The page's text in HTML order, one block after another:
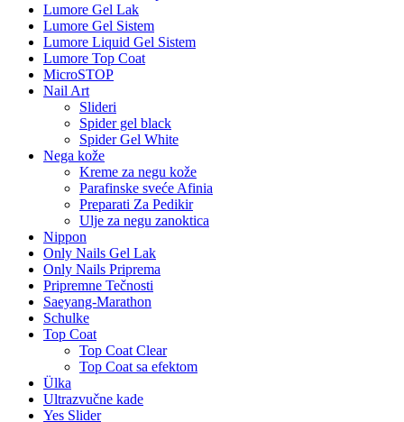
Lumore Gel Lak
Lumore Gel Sistem
Lumore Liquid Gel Sistem
Lumore Top Coat
MicroSTOP
Nail Art
Slideri
Spider gel black
Spider Gel White
Nega kože
Kreme za negu kože
Parafinske sveće Afinia
Preparati Za Pedikir
Ulje za negu zanoktica
Nippon
Only Nails Gel Lak
Only Nails Priprema
Pripremne Tečnosti
Saeyang-Marathon
Schulke
Top Coat
Top Coat Clear
Top Coat sa efektom
Ülka
Ultrazvučne kade
Yes Slider